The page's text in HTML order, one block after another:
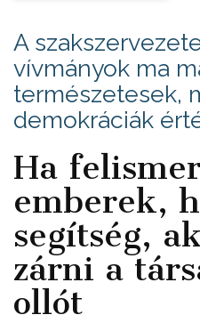
A
vívmányok ma
természetesek,
demokráciák
Ha
emberek,
segítség,
zárni a
ollót